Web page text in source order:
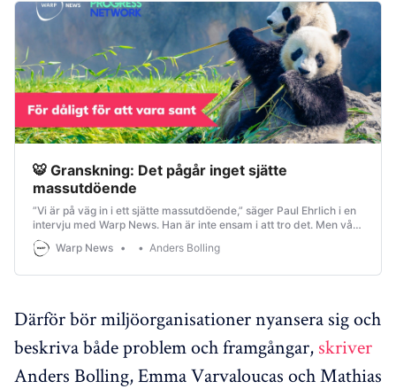
🐯 Granskning: Det pågår inget sjätte
massutdöende
”Vi är på väg in i ett sjätte massutdöende,” säger Paul Ehrlich i en
intervju med Warp News. Han är inte ensam i att tro det. Men vår
granskning visar att de har fel. Det saknas dock inte problem med
artutrotning, men vi har nu lärt oss att hantera dem.
Warp News Anders Bolling
Därför bör miljöorganisationer nyansera sig och
beskriva både problem och framgångar, skriver
Anders Bolling, Emma Varvaloucas och Mathias